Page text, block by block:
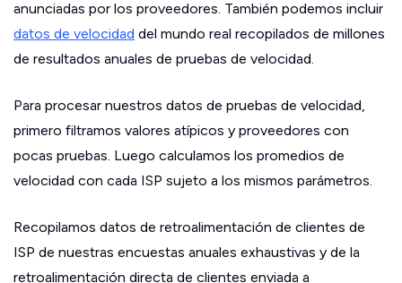
anunciadas por los proveedores. También podemos incluir
datos de velocidad del mundo real recopilados de millones
de resultados anuales de pruebas de velocidad.
Para procesar nuestros datos de pruebas de velocidad,
primero filtramos valores atípicos y proveedores con
pocas pruebas. Luego calculamos los promedios de
velocidad con cada ISP sujeto a los mismos parámetros.
Recopilamos datos de retroalimentación de clientes de
ISP de nuestras encuestas anuales exhaustivas y de la
retroalimentación directa de clientes enviada a